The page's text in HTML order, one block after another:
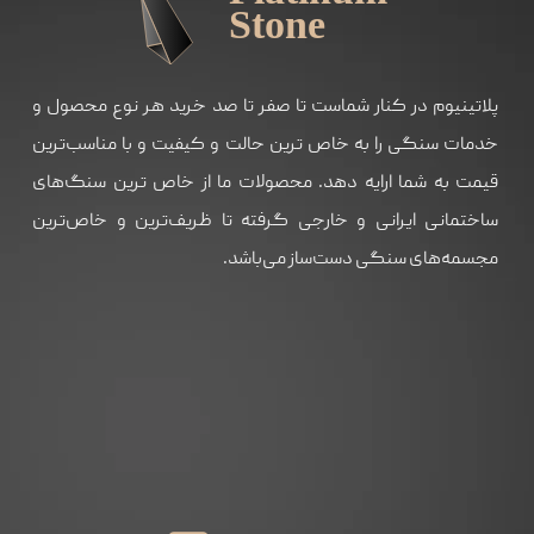
پلاتینیوم در کنار شماست تا صفر تا صد خرید هر نوع محصول و
خدمات سنگی را به خاص ترین حالت و کیفیت و با مناسب‌ترین
قیمت به شما ارايه دهد. محصولات ما از خاص ترین سنگ‌های
ساختمانی ایرانی و خارجی گرفته تا ظریف‌ترین و خاص‌ترین
مجسمه‌های سنگی دست‌ساز می‌باشد.